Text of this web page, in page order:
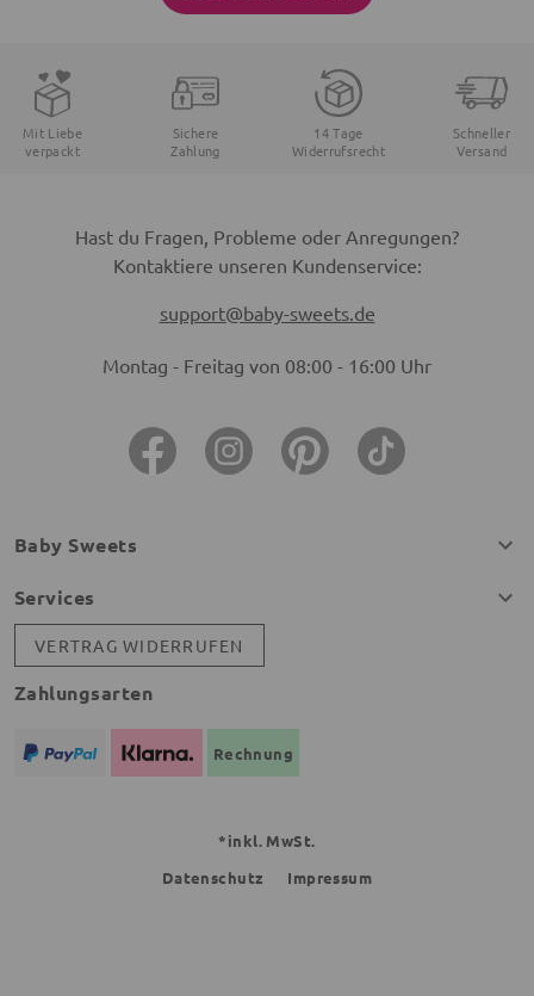
Mit Liebe
verpackt
Sichere
Zahlung
14 Tage
Widerrufsrecht
Schneller
Versand
Hast du Fragen, Probleme oder Anregungen?
Kontaktiere unseren Kundenservice:
support@baby-sweets.de
Montag - Freitag von 08:00 - 16:00 Uhr
Baby Sweets
Services
VERTRAG WIDERRUFEN
Zahlungsarten
Rechnung
*inkl. MwSt.
Datenschutz
Impressum